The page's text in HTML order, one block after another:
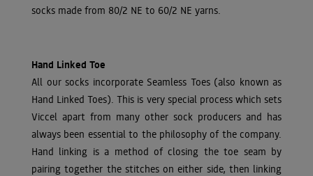
socks made from 80/2 NE to 60/2 NE yarns.
Hand Linked Toe
All our socks incorporate Seamless Toes (also known as
Hand Linked Toes). This is very special process which sets
Viccel apart from many other sock producers and has
always been essential to the philosophy of the company.
Hand linking is a method of closing the toe seam by
pairing together the stitches on either side, then linking